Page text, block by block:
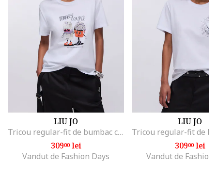
LIU JO
Tricou regular-fit de bumbac cu aplicatie din strasuri, Alb/Negru/Portocaliu mandarina
30900lei
Vandut de Fashion Days
LIU JO
30900lei
Vandut de Fashion